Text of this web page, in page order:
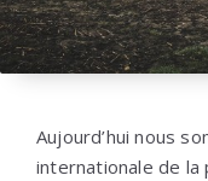
Aujourd’hui nous
internationale de